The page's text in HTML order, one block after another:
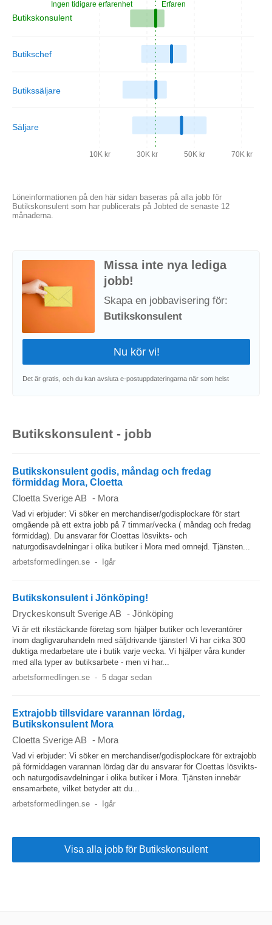
Butikskonsulent
Butikschef
Butikssäljare
Säljare
10K kr 30K kr 50K kr 70K kr
Ingen tidigare erfarenhet Erfaren
Löneinformationen på den här sidan baseras på alla jobb för
Butikskonsulent som har publicerats på Jobted de senaste 12
månaderna.
Missa inte nya lediga
jobb!
Skapa en jobbavisering för:
Butikskonsulent
Det är gratis, och du kan avsluta e-postuppdateringarna när som helst
Butikskonsulent - jobb
Butikskonsulent godis, måndag och fredag
förmiddag Mora, Cloetta
Cloetta Sverige AB - Mora
Vad vi erbjuder: Vi söker en merchandiser/godisplockare för start
omgående på ett extra jobb på 7 timmar/vecka ( måndag och fredag
förmiddag). Du ansvarar för Cloettas lösvikts- och
naturgodisavdelningar i olika butiker i Mora med omnejd. Tjänsten...
arbetsformedlingen.se - Igår
Butikskonsulent i Jönköping!
Dryckeskonsult Sverige AB - Jönköping
Vi är ett rikstäckande företag som hjälper butiker och leverantörer
inom dagligvaruhandeln med säljdrivande tjänster! Vi har cirka 300
duktiga medarbetare ute i butik varje vecka. Vi hjälper våra kunder
med alla typer av butiksarbete - men vi har...
arbetsformedlingen.se - 5 dagar sedan
Extrajobb tillsvidare varannan lördag,
Butikskonsulent Mora
Cloetta Sverige AB - Mora
Vad vi erbjuder: Vi söker en merchandiser/godisplockare för extrajobb
på förmiddagen varannan lördag där du ansvarar för Cloettas lösvikts-
och naturgodisavdelningar i olika butiker i Mora. Tjänsten innebär
ensamarbete, vilket betyder att du...
arbetsformedlingen.se - Igår
Visa alla jobb för Butikskonsulent